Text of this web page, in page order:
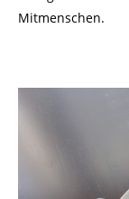
Mitmenschen.